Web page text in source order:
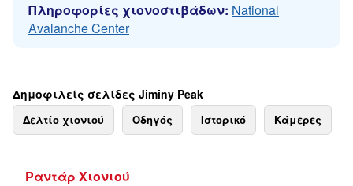
Πληροφορίες χιονοστιβάδων: National
Avalanche Center
Δημοφιλείς σελίδες Jiminy Peak
Δελτίο χιονιού Οδηγός Ιστορικό Κάμερες
Ραντάρ Χιονιού